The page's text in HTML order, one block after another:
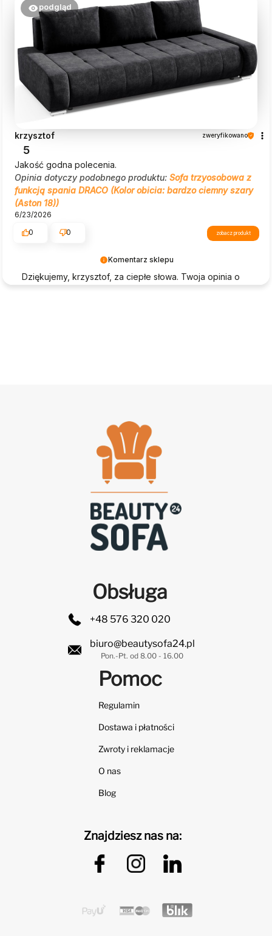
Komentarz sklepu
Dziękujemy, krzysztof, za ciepłe słowa. Twoja opinia o
podgląd
krzysztof zweryfikowano
5
Jakość godna polecenia.
Opinia dotyczy podobnego produktu: Sofa trzyosobowa z
funkcją spania DRACO (Kolor obicia: bardzo ciemny szary
(Aston 18))
6/23/2026
0
0 zobacz produkt
Obsługa
+48 576 320 020
biuro@beautysofa24.pl
Pon.-Pt. od 8.00 - 16.00
Pomoc
Regulamin
Dostawa i płatności
Zwroty i reklamacje
O nas
Blog
Znajdziesz nas na: